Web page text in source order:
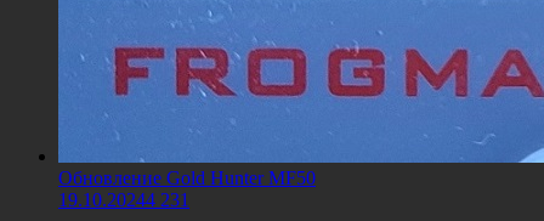
Обновление Gold Hunter MF50
19.10.20244 231